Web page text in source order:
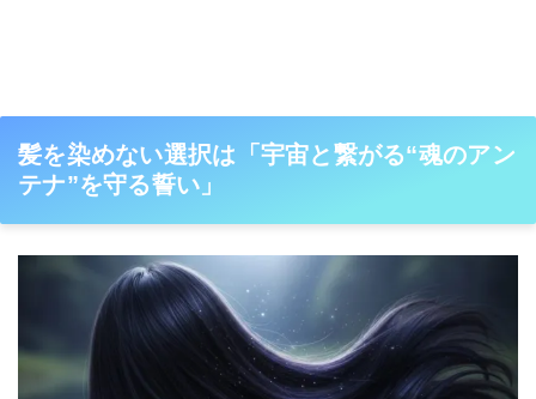
髪を染めない選択は「宇宙と繋がる“魂のアン
テナ”を守る誓い」